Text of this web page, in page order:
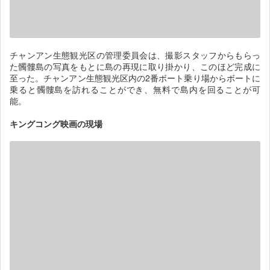
チャンアン生態観光区の管理委員会は、撮影スタッフからもらっ
た髑髏島の写真をもとに島の再現に取り掛かり、このほど完成に
至った。チャンアン生態観光区内の2番ボート乗り場からボートに
乗ると髑髏島を訪れることができ、無料で島内を回ることが可
能。
キングコング映画の現場